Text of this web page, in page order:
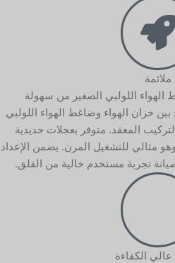
ملائمة
الهواء اللولبي الصغير من سهولة
خزان الهواء وضاغط الهواء اللولبي
المعقد. متوفر بعجلات حديدية
مثالي للتشغيل المرن. يضمن الإعداد
تجربة مستخدم خالية من القلق.
الكفاءة